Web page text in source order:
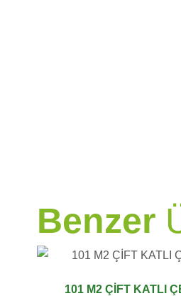
Benzer
101 M2 ÇİFT KATLI